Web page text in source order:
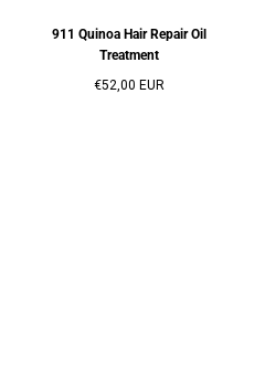
911 Quinoa Hair Repair Oil
Treatment
Regulärer
€52,00 EUR